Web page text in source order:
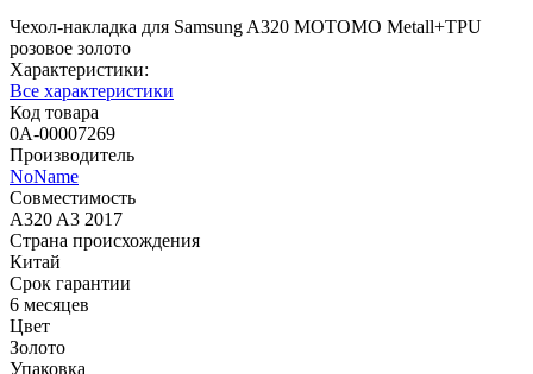
Чехол-накладка для Samsung A320 MOTOMO Metall+TPU
розовое золото
Характеристики:
Все характеристики
Код товара
0А-00007269
Производитель
NoName
Совместимость
A320 A3 2017
Страна происхождения
Китай
Срок гарантии
6 месяцев
Цвет
Золото
Упаковка